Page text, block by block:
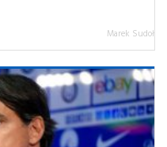
Marek Sudoł